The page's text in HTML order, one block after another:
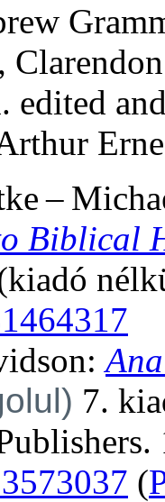
edited
–
Biblical
7.
(